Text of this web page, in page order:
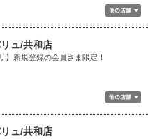
ュ/共和店
】新規登録の会員さま限定！
ュ/共和店